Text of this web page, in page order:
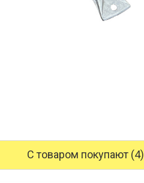
С товаром покупают (4)